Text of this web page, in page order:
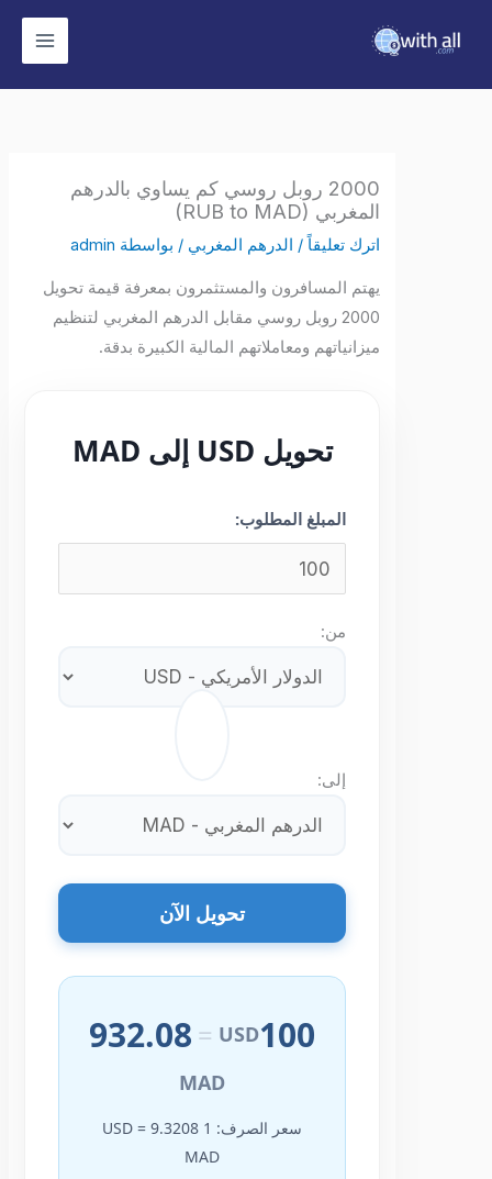
2000 روبل روسي كم يساوي بالدرهم
المغربي (RUB to MAD)
اترك تعليقاً /الدرهم المغربي/ بواسطة admin
يهتم المسافرون والمستثمرون بمعرفة قيمة تحويل
2000 روبل روسي مقابل الدرهم المغربي لتنظيم
ميزانياتهم ومعاملاتهم المالية الكبيرة بدقة.
تحويل USD إلى MAD
المبلغ المطلوب:
تحويل الآن
100
USD
=
932.08
MAD
سعر الصرف: 1 USD = 9.3208